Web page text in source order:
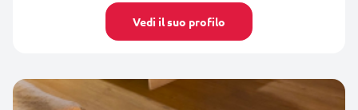
Vedi il suo profilo